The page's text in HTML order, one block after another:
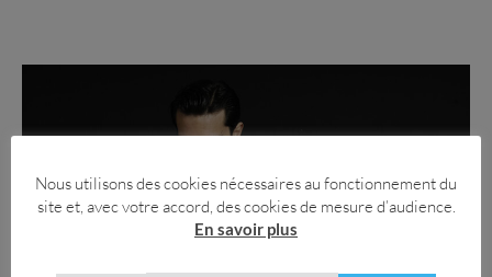
Nous utilisons des cookies nécessaires au fonctionnement du
site et, avec votre accord, des cookies de mesure d’audience.
En savoir plus